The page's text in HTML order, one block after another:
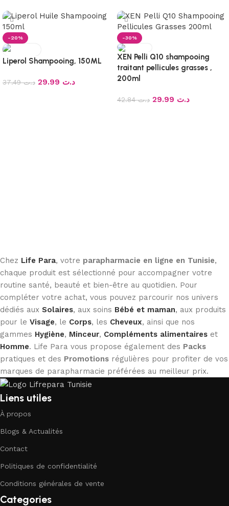
-20%
Liperol Shampooing, 150ML
د.ت37.49 د.ت
-30%
XEN Pelli Q10 shampooing
traitant pellicules grasses ,
200ml
د.ت42.84 د.ت
Chez Life Para, votre parapharmacie en ligne en Tunisie,
chaque produit est sélectionné pour accompagner votre
routine santé, beauté et bien-être au quotidien. Pour
compléter votre achat, vous pouvez parcourir nos univers
dédiés aux Solaires, aux soins Bébé et maman, aux produits
pour le Visage, le Corps, les Cheveux, ainsi que nos
gammes Hygiène, Minceur, Compléments alimentaires et
Homme. Life Para vous propose également des Packs
pratiques et des Promotions régulières pour profiter de vos
marques de parapharmacie préférées au meilleur prix.
Liens utiles
À propos
Blogs & Actualités
Contact
Politiques de confidentialité
Conditions générales de vente
Categories